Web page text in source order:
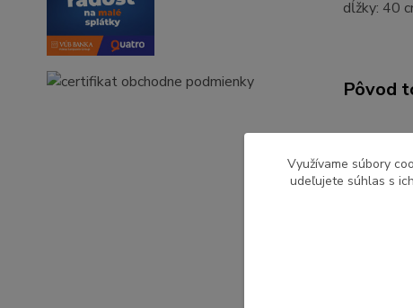
dĺžky: 40
Pôvod
Tovar
Využívame súbory
udeľujete súhlas s